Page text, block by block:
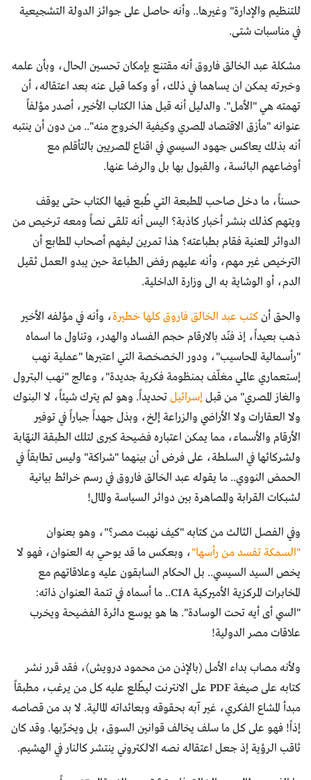
للتنظيم والإدارة" وغيرها.. وأنه حاصل على جوائز الدولة التشجيعية
في مناسبات شتى.
مشكلة عبد الخالق فاروق أنه مقتنع بإمكان تحسين الحال، وبأن علمه
وخبرته يمكن ان يساهما في ذلك، أو وكما قيل عنه بعد اعتقاله، أن
تهمته هي "الأمل". والدليل أنه قبل هذا الكتاب الأخير، أصدر مؤلفاً
عنوانه "مأزق الاقتصاد المصري وكيفية الخروج منه".. من دون أن ينتبه
أنه بذلك يعاكس جهود السيسي في اقناع المصريين بالتأقلم مع
أوضاعهم البائسة، والقبول بها بل والرضا عنها.
حسناً، ما دخل صاحب المطبعة التي طُبع فيها الكتاب حتى يوقف
ويتهم كذلك بنشر أخبار كاذبة؟ اليس أنه تلقى نصاً ومعه ترخيص من
الدوائر المعنية فقام بطباعته؟ هذا تمرين ليفهم أصحاب المطابع أن
الترخيص غير مهم، وأنه عليهم رفض الطباعة حين يبدو العمل ثقيل
الدم، أو الوشاية به الى وزارة الداخلية.
والحق أنكتب عبد الخالق فاروق كلها خطيرة، وأنه في مؤلفه الأخير
ذهب بعيداً، إذ فنّد بالارقام حجم الفساد والهدر، وتناول ما اسماه
"رأسمالية المحاسيب"، ودور الخصخصة التي اعتبرها "عملية نهب
إستعماري عالمي مغلّف بمنظومة فكرية جديدة"، وعالج "نهب البترول
والغاز المصري" من قبلإسرائيلتحديداً. وهو لم يترك شيئاً، لا البنوك
ولا العقارات ولا الأراضي والزراعة إلخ، وبذل جهداً جباراً في توفير
الأرقام والأسماء، مما يمكن اعتباره فضيحة كبرى لتلك الطبقة النهّابة
ولشركائها في السلطة، على فرض أن بينهما "شراكة" وليس تطابقاً في
الحمض النووي.. ما يقوله عبد الخالق فاروق في رسم خرائط بيانية
لشبكات القرابة والمصاهرة بين دوائر السياسة والمال!
وفي الفصل الثالث من كتابه "كيف نهبت مصر؟"، وهو بعنوان
"السمكة تفسد من رأسها"، وبعكس ما قد يوحي به العنوان، فهو لا
يخص السيد السيسي.. بل الحكام السابقون عليه وعلاقاتهم مع
المخابرات المركزية الأميركية CIA.. ما أسماه في تتمة العنوان ذاته:
"السي أى أيه تحت الوسادة". ها هو يوسع دائرة الفضيحة ويخرب
علاقات مصر الدولية!
ولأنه مصاب بداء الأمل (بالإذن من محمود درويش)، فقد قرر نشر
كتابه على صيغة PDF على الانترنت ليطّلع عليه كل من يرغب، مطبقاً
مبدأ المشاع الفكري، غير آبه بحقوقه وبعائداته المالية. لا بد من قصاصه
إذاً! فهو على كل ما سلف يخالف قوانين السوق، بل ويخرِّبها. وقد كان
ثاقب الرؤية إذ جعل اعتقاله نصه الالكتروني ينتشر كالنار في الهشيم.